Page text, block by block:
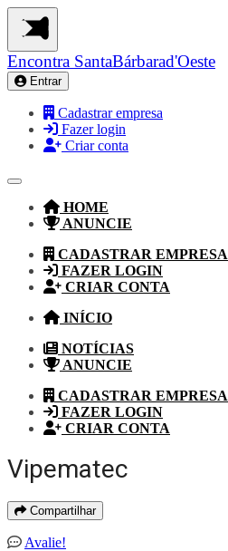
Encontra SantaBárbarad'Oeste
Entrar
Cadastrar empresa
Fazer login
Criar conta
HOME
ANUNCIE
CADASTRAR EMPRESA
FAZER LOGIN
CRIAR CONTA
INÍCIO
NOTÍCIAS
ANUNCIE
CADASTRAR EMPRESA
FAZER LOGIN
CRIAR CONTA
Vipematec
Compartilhar
Avalie!